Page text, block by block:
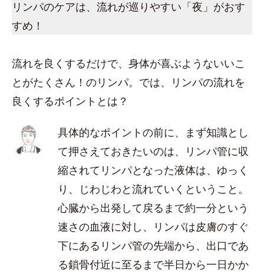
リンパのケアは、流れが巡りやすい「夜」がおす
すめ！
流れを良くするだけで、身体が喜ぶようないいこ
とがたくさん！のリンパ。では、リンパの流れを
良くするポイントとは？
具体的なポイントの前に、まず知識とし
て押さえておきたいのは、リンパ管に収
縮されてリンパとなった液体は、ゆっく
り、じわじわと流れていくということ。
心臓から出発して戻るまで約一分という
速さの血液に対し、リンパは皮膚のすぐ
下にあるリンパ管の先端から、出口であ
る鎖骨付近に至るまで半日から一日かか